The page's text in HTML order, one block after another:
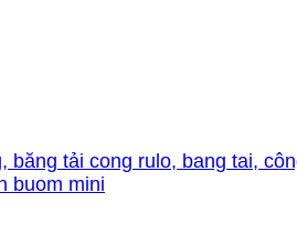
tải cong rulo, bang tai,
buom mini